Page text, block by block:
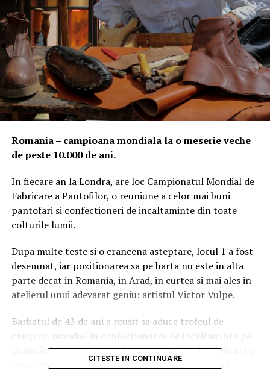
Romania – campioana mondiala la o meserie veche
de peste 10.000 de ani.
In fiecare an la Londra, are loc Campionatul Mondial de
Fabricare a Pantofilor, o reuniune a celor mai buni
pantofari si confectioneri de incaltaminte din toate
colturile lumii.
Dupa multe teste si o crancena asteptare, locul 1 a fost
desemnat, iar pozitionarea sa pe harta nu este in alta
parte decat in Romania, in Arad, in curtea si mai ales in
atelierul unui adevarat geniu: artistul Victor Vulpe.
Barbatul de 43 de ani a reusit sa aduca trofeul de
campion mondial in confectionarea de incaltaminte pe
plaiurile romanesti, asta dupa ce mai bine de 20 de ani a
transformat orice obiect din piele in opera de arta.
CITESTE IN CONTINUARE